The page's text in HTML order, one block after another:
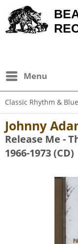
Menu
Classic Rhythm &
Johnny
Release Me -
1966-1973 (CD)